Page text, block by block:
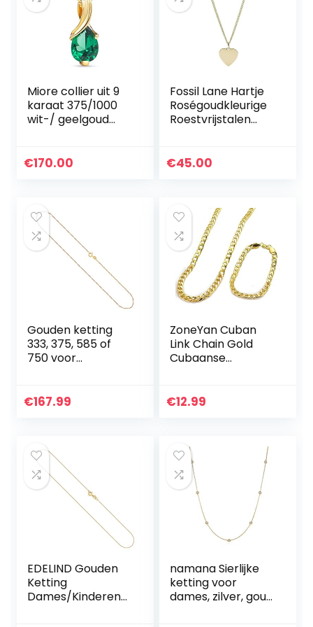
Miore collier uit 9
karaat 375/1000
wit-/ geelgoud
€170.00
Fossil Lane Hartje
Roségoudkleurige
Roestvrijstalen
€45.00
Gouden ketting
333, 375, 585 of
750 voor
geelgoud, breedte
met stempel,
lengte 34-80 cm
€167.99
ZoneYan Cuban
Link Chain Gold
Cubaanse
Cubaanse
ketting voor heren,
goud, halsketting +
armband
€12.99
EDELIND Gouden
Ketting
Dames/Kinderen
namana Sierlijke
ketting voor
dames, zilver, goud